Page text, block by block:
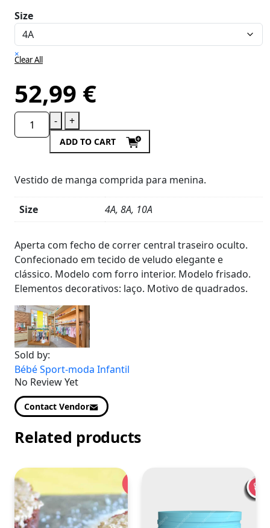
Size
×
Clear All
52,99 €
- +
ADD TO CART
Vestido de manga comprida para menina.
Size
4A, 8A, 10A
Details
Aperta com fecho de correr central traseiro oculto.
Confecionado em tecido de veludo elegante e
clássico. Modelo com forro interior. Modelo frisado.
Elementos decorativos: laço. Motivo de quadrados.
Sold by:
Bébé Sport-moda Infantil
No Review Yet
Contact Vendor
Related products